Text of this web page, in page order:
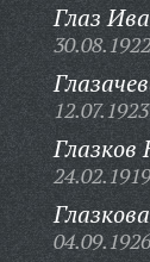
Глаз
Глазков